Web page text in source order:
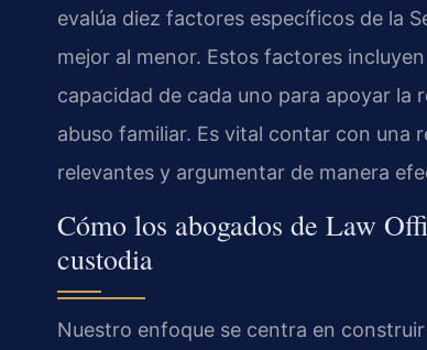
evalúa diez factores específicos de la
mejor al menor. Estos factores
capacidad de cada uno para apoyar
abuso familiar. Es vital contar con una
relevantes y argumentar de manera
Cómo los abogados de Law
custodia
Nuestro enfoque se centra en